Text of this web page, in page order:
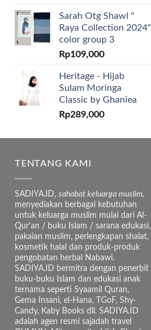
Sarah Otg Shawl "
Raya Collection 2024"
color group 3
Rp109,000
Heritage - Hijab
Sulam Moringa
Classic by Ghaniea
Rp289,000
TENTANG KAMI
SADIYA.ID, sahabat keluarga muslim,
menyediakan berbagai kebutuhan
untuk keluarga muslim mulai dari Al-
Qur’an / buku Islam / sarana edukasi,
pakaian muslim, perlengkapan shalat,
kosmetik halal dan produk-produk
pengobatan herbal Nabawi.
SADIYA.ID bermitra dengan penerbit
buku-buku Islam dan edukasi anak
ternama seperti Syaamil Quran,
Gema Insani, el-Hana, TGoF, Shy-
Candy, Kaby Books dll. SADIYA.ID
adalah agen resmi sajadah travel